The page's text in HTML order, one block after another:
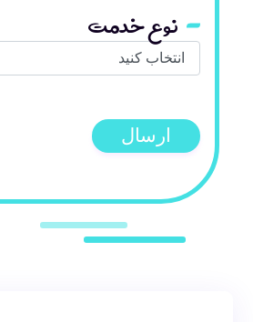
نوع خدمت
ارسال